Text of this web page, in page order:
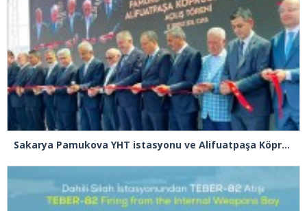
Sakarya Pamukova YHT istasyonu ve Alifuatpaşa Köprülü Kavşağı açılışı gerçekleşti